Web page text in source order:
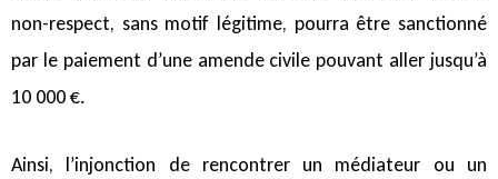
non-respect, sans motif légitime, pourra être sanctionné
par le paiement d’une amende civile pouvant aller jusqu’à
10 000 €.
Ainsi, l’injonction de rencontrer un médiateur ou un